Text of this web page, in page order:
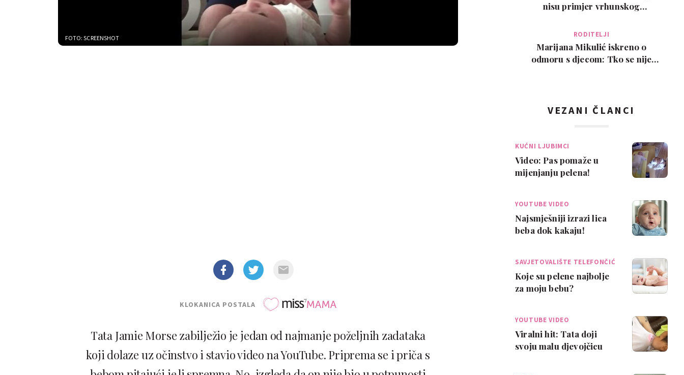
FOTO: SCREENSHOT
KLOKANICA POSTALA
Tata Jamie Morse zabilježio je jedan od najmanje poželjnih zadataka
koji dolaze uz očinstvo i stavio video na YouTube. Priprema se i priča s
nisu primjer vrhunskog
RODITELJI
Marijana Mikulić iskreno o
odmoru s djecom: Tko se nije
VEZANI ČLANCI
KUĆNI LJUBIMCI
Video: Pas pomaže u
mijenjanju pelena!
YOUTUBE VIDEO
Najsmješniji izrazi lica
beba dok kakaju!
SAVJETOVALIŠTE TELEFONČIĆ
Koje su pelene najbolje
za moju bebu?
YOUTUBE VIDEO
Viralni hit: Tata doji
svoju malu djevojčicu